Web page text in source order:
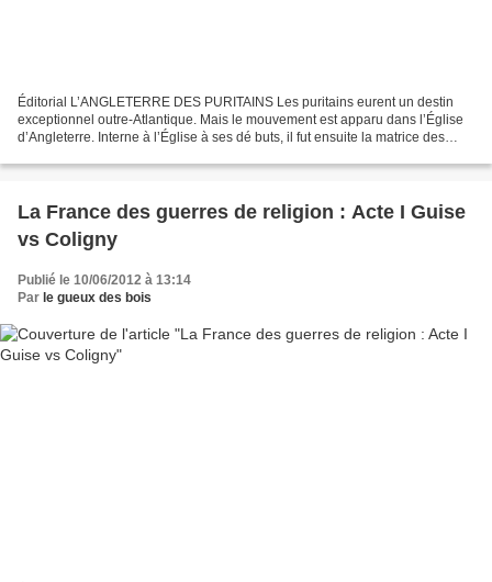
Éditorial L’ANGLETERRE DES PURITAINS Les puritains eurent un destin
exceptionnel outre-Atlantique. Mais le mouvement est apparu dans l’Église
d’Angleterre. Interne à l’Église à ses dé buts, il fut ensuite la matrice des
La France des guerres de religion : Acte I Guise
vs Coligny
Publié le 10/06/2012 à 13:14
Par le gueux des bois